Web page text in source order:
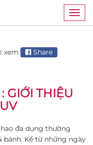
xem
Share
GIỚI THIỆU
đa dụng thường
Kể từ những ngày